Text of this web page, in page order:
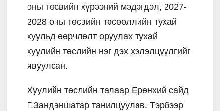
оны төсвийн хүрээний мэдэгдэл, 2027-
2028 оны төсвийн төсөөллийн тухай
хуульд өөрчлөлт оруулах тухай
хуулийн төслийн нэг дэх хэлэлцүүлгийг
явуулсан.
Хуулийн төслийн талаар Ерөнхий сайд
Г.Занданшатар танилцуулав. Тэрбээр